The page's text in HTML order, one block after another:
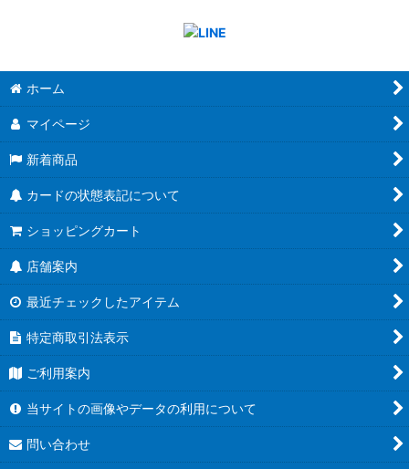
ホーム
マイページ
新着商品
カードの状態表記について
ショッピングカート
店舗案内
最近チェックしたアイテム
特定商取引法表示
ご利用案内
当サイトの画像やデータの利用について
問い合わせ